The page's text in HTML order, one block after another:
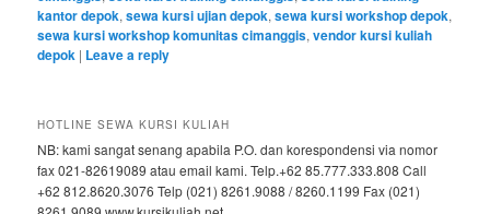
kantor depok,sewa kursi ujian depok,sewa kursi workshop depok,
sewa kursi workshop komunitas cimanggis,vendor kursi kuliah
depok | Leave a reply
HOTLINE SEWA KURSI KULIAH
NB: kami sangat senang apabila P.O. dan korespondensi via nomor
fax 021-82619089 atau email kami. Telp.+62 85.777.333.808 Call
+62 812.8620.3076 Telp (021) 8261.9088 / 8260.1199 Fax (021)